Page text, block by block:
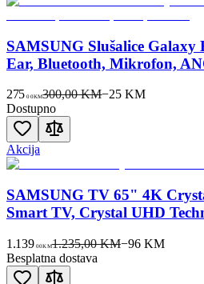
SAMSUNG Slušalice Galaxy
Ear, Bluetooth, Mikrofon,
275 00KM300,00 KM−25 KM
Dostupno
Akcija
SAMSUNG TV 65" 4K
Smart TV, Crystal UHD
1.139 00KM1.235,00 KM−96KM
Besplatna dostava